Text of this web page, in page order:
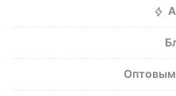
Оптовым